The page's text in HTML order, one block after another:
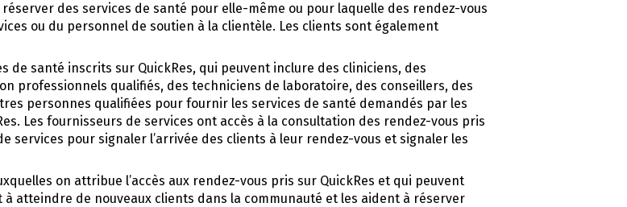
des services de santé pour elle-même ou pour laquelle des rendez-vous
ou du personnel de soutien à la clientèle. Les clients sont également
de santé inscrits sur QuickRes, qui peuvent inclure des cliniciens, des
professionnels qualifiés, des techniciens de laboratoire, des conseillers, des
personnes qualifiées pour fournir les services de santé demandés par les
Les fournisseurs de services ont accès à la consultation des rendez-vous pris
services pour signaler l’arrivée des clients à leur rendez-vous et signaler les
on attribue l’accès aux rendez-vous pris sur QuickRes et qui peuvent
à atteindre de nouveaux clients dans la communauté et les aident à réserver